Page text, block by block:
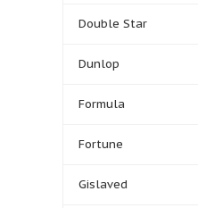
Double Star
Dunlop
Formula
Fortune
Gislaved